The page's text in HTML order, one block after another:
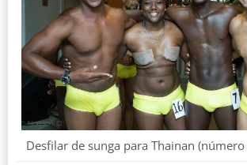
Desfilar de sunga para Thainan